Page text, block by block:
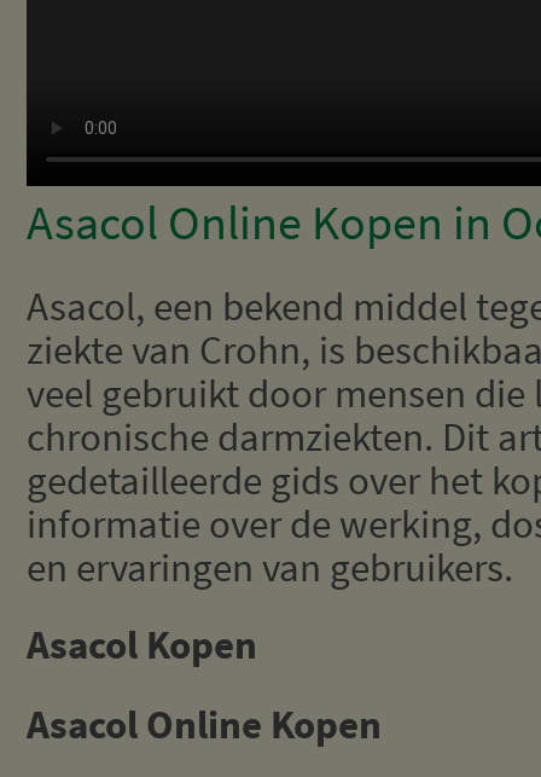
Asacol Online Kopen in
Asacol, een bekend middel
ziekte van Crohn, is
veel gebruikt door mensen die
chronische darmziekten. Dit
gedetailleerde gids over het
informatie over de werking,
en ervaringen van gebruikers.
Asacol Kopen
Asacol Online Kopen